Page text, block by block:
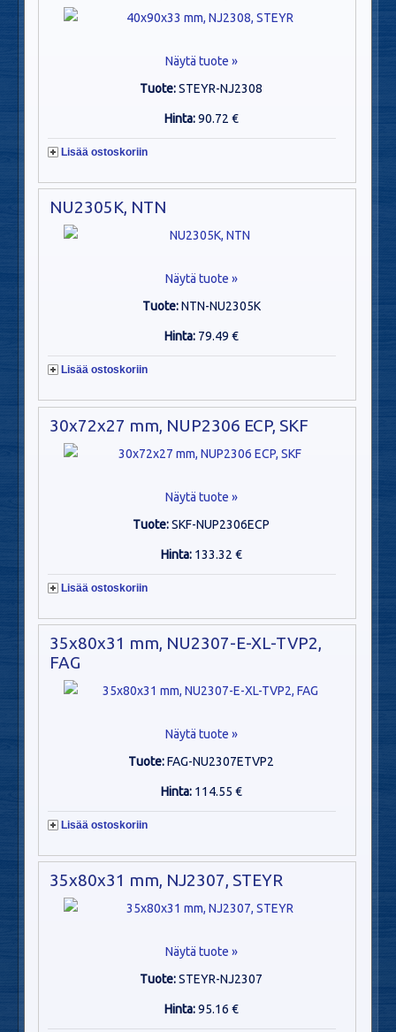
Näytä tuote »
Tuote:STEYR-NJ2308
Hinta:90.72 €
Lisää ostoskoriin
NU2305K, NTN
Näytä tuote »
Tuote:NTN-NU2305K
Hinta: 79.49 €
Lisää ostoskoriin
30x72x27 mm, NUP2306 ECP, SKF
Näytä tuote »
Tuote:SKF-NUP2306ECP
Hinta: 133.32 €
Lisää ostoskoriin
35x80x31 mm, NU2307-E-XL-TVP2,
FAG
Näytä tuote »
Tuote:FAG-NU2307ETVP2
Hinta: 114.55 €
Lisää ostoskoriin
35x80x31 mm, NJ2307, STEYR
Näytä tuote »
Tuote:STEYR-NJ2307
Hinta:95.16 €